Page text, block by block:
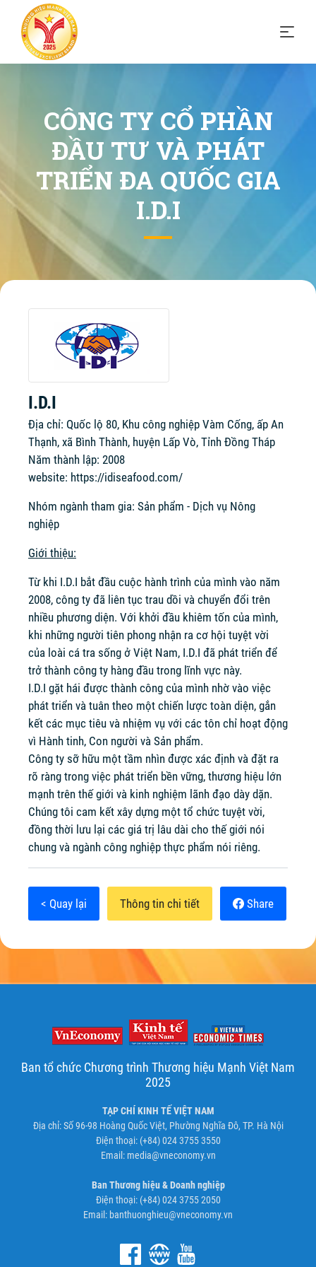
CÔNG TY CỔ PHẦN
ĐẦU TƯ VÀ PHÁT
TRIỂN ĐA QUỐC GIA
I.D.I
I.D.I
Địa chỉ: Quốc lộ 80, Khu công nghiệp Vàm Cống, ấp An
Thạnh, xã Bình Thành, huyện Lấp Vò, Tỉnh Đồng Tháp
Năm thành lập: 2008
website: https://idiseafood.com/
Nhóm ngành tham gia: Sản phẩm - Dịch vụ Nông
nghiệp
Giới thiệu:
Từ khi I.D.I bắt đầu cuộc hành trình của mình vào năm
2008, công ty đã liên tục trau dồi và chuyển đổi trên
nhiều phương diện. Với khởi đầu khiêm tốn của mình,
khi những người tiên phong nhận ra cơ hội tuyệt vời
của loài cá tra sống ở Việt Nam, I.D.I đã phát triển để
trở thành công ty hàng đầu trong lĩnh vực này.
I.D.I gặt hái được thành công của mình nhờ vào việc
phát triển và tuân theo một chiến lược toàn diện, gắn
kết các mục tiêu và nhiệm vụ với các tôn chỉ hoạt động
vì Hành tinh, Con người và Sản phẩm.
Công ty sỡ hữu một tầm nhìn được xác định và đặt ra
rõ ràng trong việc phát triển bền vững, thương hiệu lớn
mạnh trên thế giới và kinh nghiệm lãnh đạo dày dặn.
Chúng tôi cam kết xây dựng một tổ chức tuyệt vời,
đồng thời lưu lại các giá trị lâu dài cho thế giới nói
chung và ngành công nghiệp thực phẩm nói riêng.
< Quay lại Thông tin chi tiết Share
Ban tổ chức Chương trình Thương hiệu Mạnh Việt Nam
2025
TẠP CHÍ KINH TẾ VIỆT NAM
Địa chỉ: Số 96-98 Hoàng Quốc Việt, Phường Nghĩa Đô, TP. Hà Nội
Điện thoại: (+84) 024 3755 3550
Email: media@vneconomy.vn
Ban Thương hiệu & Doanh nghiệp
Điện thoại: (+84) 024 3755 2050
Email: banthuonghieu@vneconomy.vn